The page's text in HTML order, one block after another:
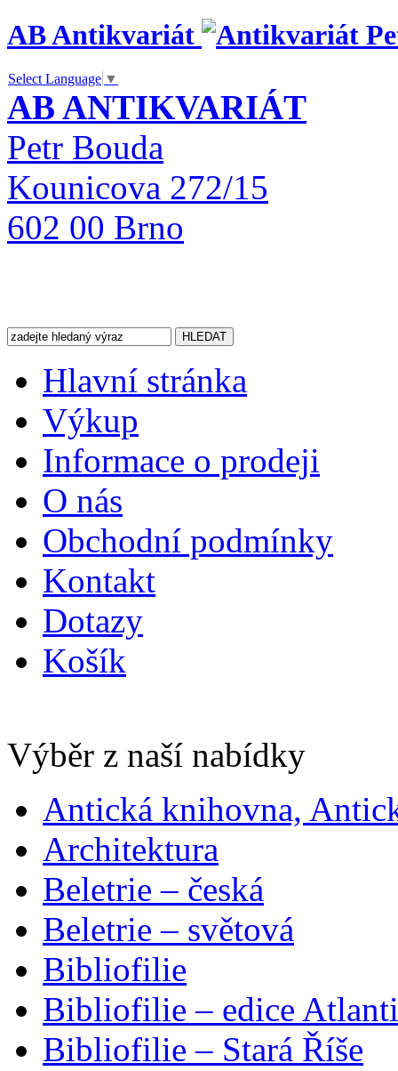
AB Antikvariát
Select Language ▼
AB ANTIKVARIÁT
Petr Bouda
Kounicova 272/15
602 00 Brno
Hlavní stránka
Výkup
Informace o prodeji
O nás
Obchodní podmínky
Kontakt
Dotazy
Košík
Výběr z naší nabídky
Antická knihovna,
Architektura
Beletrie – česká
Beletrie – světová
Bibliofilie
Bibliofilie – edice
Bibliofilie – Stará Říše